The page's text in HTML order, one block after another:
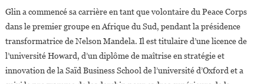
Glin a commencé sa carrière en tant que volontaire du Peace Corps
dans le premier groupe en Afrique du Sud, pendant la présidence
transformatrice de Nelson Mandela. Il est titulaire d’une licence de
l’université Howard, d’un diplôme de maîtrise en stratégie et
innovation de la Saïd Business School de l’université d’Oxford et a